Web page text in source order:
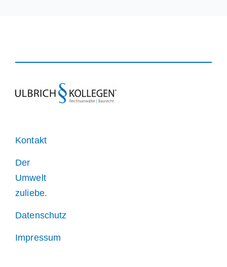
Kontakt
Der
Umwelt
zuliebe.
Datenschutz
Impressum